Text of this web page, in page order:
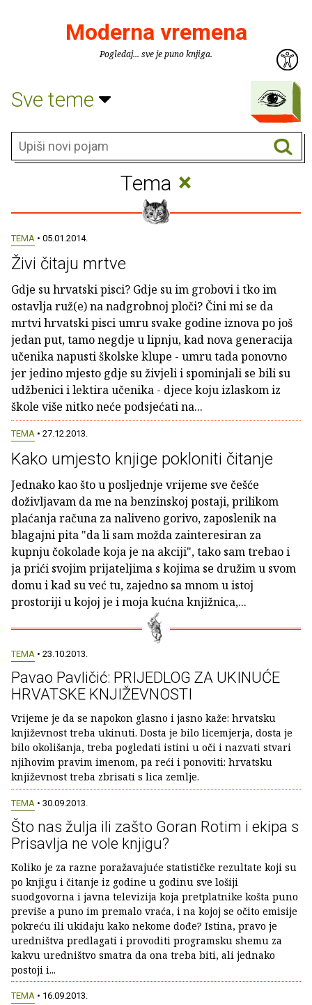
Moderna vremena
Pogledaj... sve je puno knjiga.
Sve teme
Tema ×
TEMA • 05.01.2014.
Živi čitaju mrtve
Gdje su hrvatski pisci? Gdje su im grobovi i tko im
ostavlja ruž(e) na nadgrobnoj ploči? Čini mi se da
mrtvi hrvatski pisci umru svake godine iznova po još
jedan put, tamo negdje u lipnju, kad nova generacija
učenika napusti školske klupe - umru tada ponovno
jer jedino mjesto gdje su živjeli i spominjali se bili su
udžbenici i lektira učenika - djece koju izlaskom iz
škole više nitko neće podsjećati na...
TEMA • 27.12.2013.
Kako umjesto knjige pokloniti čitanje
Jednako kao što u posljednje vrijeme sve češće
doživljavam da me na benzinskoj postaji, prilikom
plaćanja računa za naliveno gorivo, zaposlenik na
blagajni pita "da li sam možda zainteresiran za
kupnju čokolade koja je na akciji", tako sam trebao i
ja prići svojim prijateljima s kojima se družim u svom
domu i kad su već tu, zajedno sa mnom u istoj
prostoriji u kojoj je i moja kućna knjižnica,...
TEMA • 23.10.2013.
Pavao Pavličić: PRIJEDLOG ZA UKINUĆE
HRVATSKE KNJIŽEVNOSTI
Vrijeme je da se napokon glasno i jasno kaže: hrvatsku
književnost treba ukinuti. Dosta je bilo licemjerja, dosta je
bilo okolišanja, treba pogledati istini u oči i nazvati stvari
njihovim pravim imenom, pa reći i ponoviti: hrvatsku
književnost treba zbrisati s lica zemlje.
TEMA • 30.09.2013.
Što nas žulja ili zašto Goran Rotim i ekipa s
Prisavlja ne vole knjigu?
Koliko je za razne poražavajuće statističke rezultate koji su
po knjigu i čitanje iz godine u godinu sve lošiji
suodgovorna i javna televizija koja pretplatnike košta puno
previše a puno im premalo vraća, i na kojoj se očito emisije
pokreću ili ukidaju kako nekome dođe? Istina, pravo je
uredništva predlagati i provoditi programsku shemu za
kakvu uredništvo smatra da ona treba biti, ali jednako
postoji i...
TEMA • 16.09.2013.